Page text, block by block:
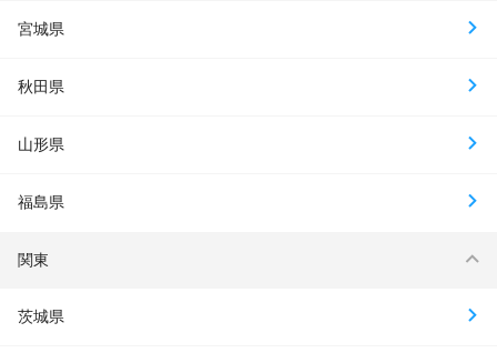
宮城県
秋田県
山形県
福島県
関東
茨城県